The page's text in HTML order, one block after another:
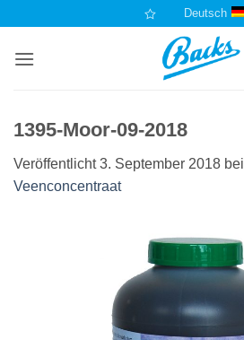
springen
Deutsch
1395-Moor-09-2018
Veröffentlicht3. September 2018 bei
Veenconcentraat